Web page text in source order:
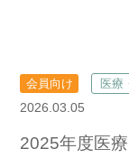
会員向け 医療
2026.03.05
2025年度医